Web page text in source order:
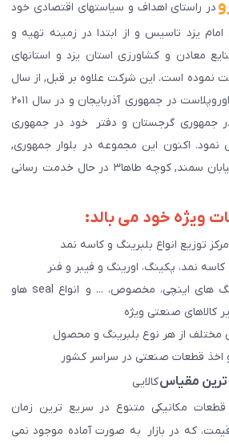
در راستای اهداف و سیاستهای اقتصادی خود
در خیابان امام یزد تاسیس و از ابتدا در زمینه تهیه و
معادن و کشاورزی استان یزد و استانهای
نموده است. این شرکت علاوه بر قبل, از سال
۲۰۰۳ تحت عنوان شرکت اوروپلاست در جمهوری آذربایجان و در سال ۲۰۱۱
جمهوری گرجستان و دفتر خود در جمهوری
نمود. اکنون این مجموعه در بلوار جمهوری,
دروازه قرآن, بلوار نصر, خیابان سمند, کوچه طاها۳ در حال خدمت رسانی
ویژه خود می بالد:
توزیع انواع بلبرینگ و کاسه نمد
نمد، پکینگ، اورینگ و فیبر و فنر
* تنها مرجع توزیع بلبرینگ های اینچی، مخصوص، ... و انواع seal هاو
کالاهای صنعتی ويژه
مختلف از هر نوع بلبرینگ و محصول
اخذ قطعات صنعتی در سراسر کشور
ترین مقیاسکالایی
مکانیکی متنوع در سریع ترین زمان
که در بازار به صورت آماده موجود نمی